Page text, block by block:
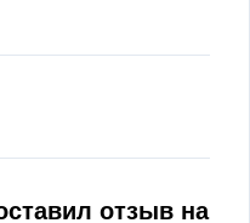
отзыв на